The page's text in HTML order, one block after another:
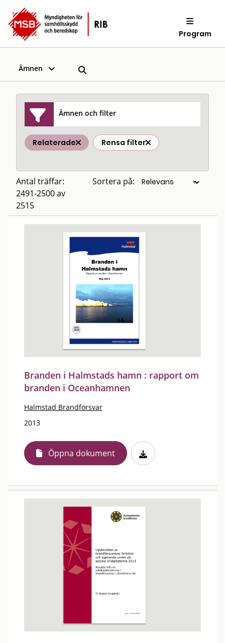
Program
Ämnen
Ämnen och filter
Relaterade Rensa filter
Antal träffar:
2491-2500 av
2515
Sortera på:
Branden i Halmstads hamn : rapport om
branden i Oceanhamnen
Halmstad Brandförsvar
2013
Öppna dokument